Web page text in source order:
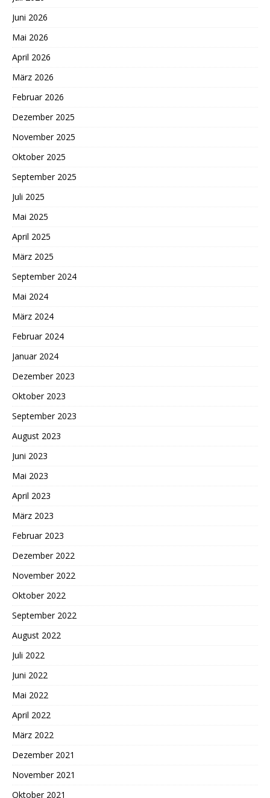
Juni 2026
Mai 2026
April 2026
März 2026
Februar 2026
Dezember 2025
November 2025
Oktober 2025
September 2025
Juli 2025
Mai 2025
April 2025
März 2025
September 2024
Mai 2024
März 2024
Februar 2024
Januar 2024
Dezember 2023
Oktober 2023
September 2023
August 2023
Juni 2023
Mai 2023
April 2023
März 2023
Februar 2023
Dezember 2022
November 2022
Oktober 2022
September 2022
August 2022
Juli 2022
Juni 2022
Mai 2022
April 2022
März 2022
Dezember 2021
November 2021
Oktober 2021